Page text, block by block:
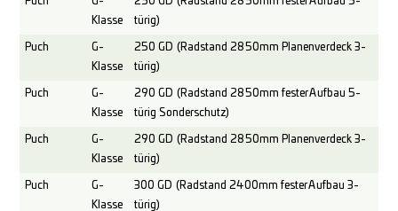
Klasse
türig)
Puch
G-
Klasse
250 GD (Radstand 2850mm Planenverdeck 3-
türig)
Puch
G-
Klasse
290 GD (Radstand 2850mm fester Aufbau 5-
türig Sonderschutz)
Puch
G-
Klasse
290 GD (Radstand 2850mm Planenverdeck 3-
türig)
Puch
G-
Klasse
300 GD (Radstand 2400mm fester Aufbau 3-
türig)